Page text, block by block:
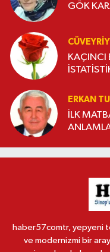
GÖK
KAÇINCI BOYUTUNDASIN
ERKAN
İLK
haber57comtr, yepyeni
ve modernizmi bir